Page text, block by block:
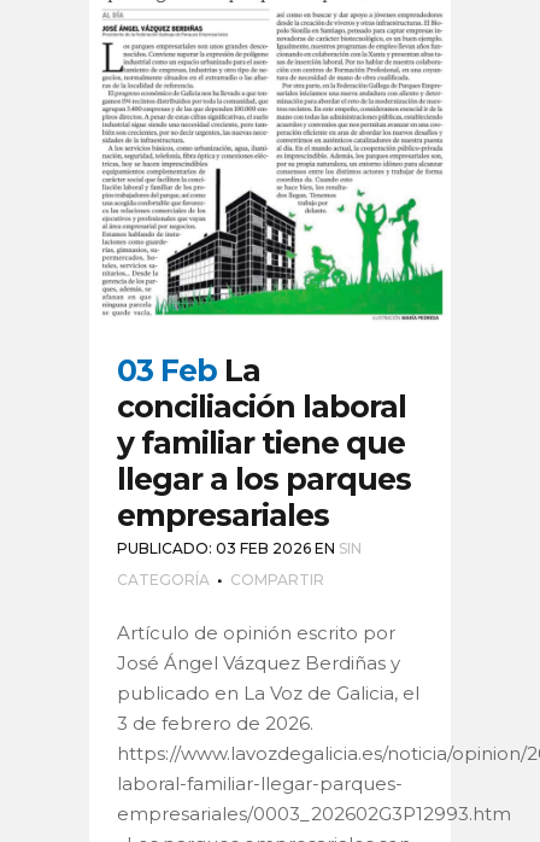
03 Feb La
conciliación laboral
y familiar tiene que
llegar a los parques
empresariales
PUBLICADO: 03 FEB 2026 EN SIN
CATEGORÍA
COMPARTIR
Artículo de opinión escrito por
José Ángel Vázquez Berdiñas y
publicado en La Voz de Galicia, el
3 de febrero de 2026.
https://www.lavozdegalicia.es/noticia/opinion/
laboral-familiar-llegar-parques-
empresariales/0003_202602G3P12993.htm